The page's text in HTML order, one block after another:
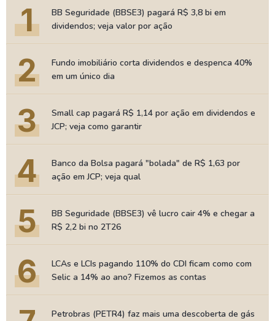
1
BB Seguridade (BBSE3) pagará R$ 3,8 bi em
dividendos; veja valor por ação
2
Fundo imobiliário corta dividendos e despenca 40%
em um único dia
3
Small cap pagará R$ 1,14 por ação em dividendos e
JCP; veja como garantir
4
Banco da Bolsa pagará "bolada" de R$ 1,63 por
ação em JCP; veja qual
5
BB Seguridade (BBSE3) vê lucro cair 4% e chegar a
R$ 2,2 bi no 2T26
6
LCAs e LCIs pagando 110% do CDI ficam como com
Selic a 14% ao ano? Fizemos as contas
Petrobras (PETR4) faz mais uma descoberta de gás